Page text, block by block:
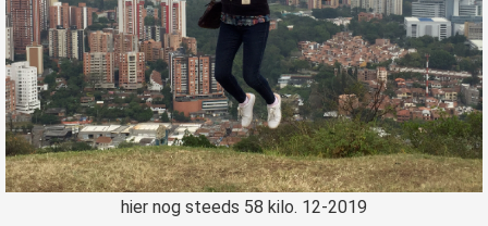
hier nog steeds 58 kilo. 12-2019